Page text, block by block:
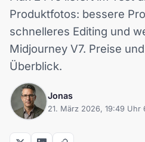
Produktfotos: bessere
schnelleres Editing und
Midjourney V7. Preise
Überblick.
Jonas
21. März 2026, 19:49 Uhr